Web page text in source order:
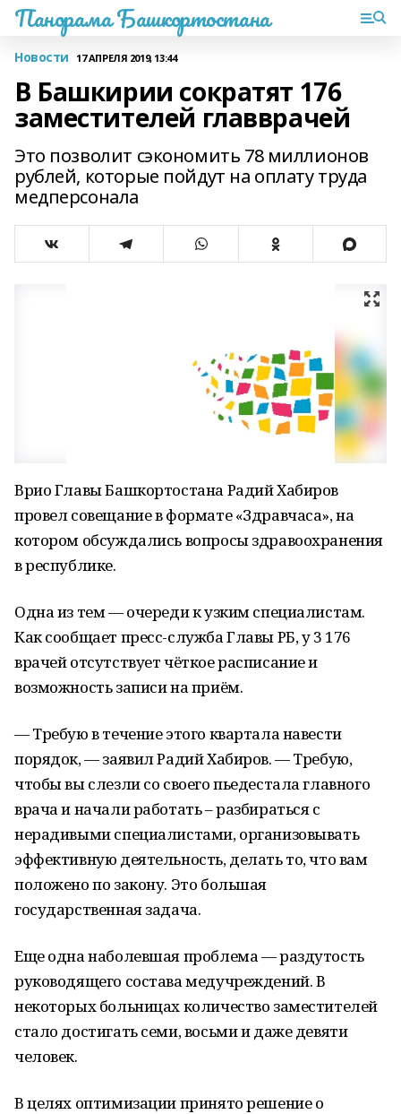
Панорама Башкортостана
Новости 17 АПРЕЛЯ 2019, 13:44
В Башкирии сократят 176
заместителей главврачей
Это позволит сэкономить 78 миллионов
рублей, которые пойдут на оплату труда
медперсонала
Врио Главы Башкортостана Радий Хабиров
провел совещание в формате «Здравчаса», на
котором обсуждались вопросы здравоохранения
в республике.
Одна из тем — очереди к узким специалистам.
Как сообщает пресс-служба Главы РБ, у 3 176
врачей отсутствует чёткое расписание и
возможность записи на приём.
— Требую в течение этого квартала навести
порядок, — заявил Радий Хабиров. — Требую,
чтобы вы слезли со своего пьедестала главного
врача и начали работать – разбираться с
нерадивыми специалистами, организовывать
эффективную деятельность, делать то, что вам
положено по закону. Это большая
государственная задача.
Еще одна наболевшая проблема — раздутость
руководящего состава медучреждений. В
некоторых больницах количество заместителей
стало достигать семи, восьми и даже девяти
человек.
В целях оптимизации принято решение о